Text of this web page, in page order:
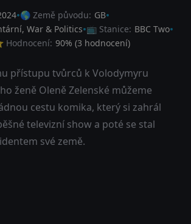
🌎 Země původu: GB
, War & Politics 📺 Stanice: BBC Two
Hodnocení: 90% (3 hodnocení)
přístupu tvůrců k Volodymyru
ženě Oleně Zelenské můžeme
cestu komika, který si zahrál
televizní show a poté se stal
své země.